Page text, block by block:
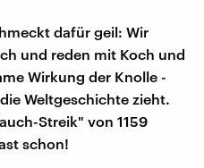
dafür geil: Wir
und reden mit Koch und
Wirkung der Knolle -
Weltgeschichte zieht.
Streik" von 1159
schon!